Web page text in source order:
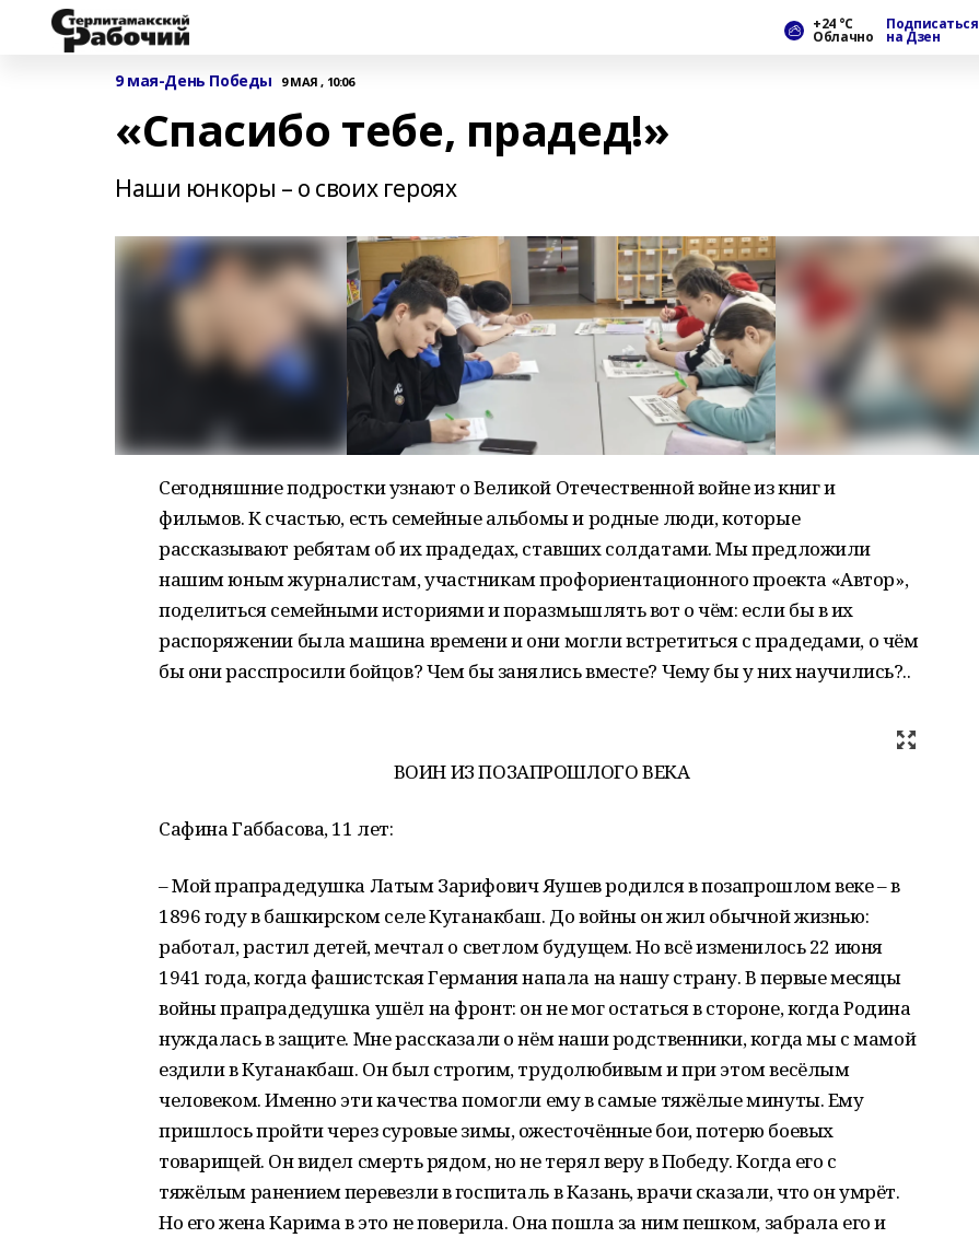
+24 °С
Облачно
Подписаться
на Дзен
9 мая-День Победы 9 МАЯ , 10:06
«Спасибо тебе, прадед!»
Наши юнкоры – о своих героях
Сегодняшние подростки узнают о Великой Отечественной войне из книг и
фильмов. К счастью, есть семейные альбомы и родные люди, которые
рассказывают ребятам об их прадедах, ставших солдатами. Мы предложили
нашим юным журналистам, участникам профориентационного проекта «Автор»,
поделиться семейными историями и поразмышлять вот о чём: если бы в их
распоряжении была машина времени и они могли встретиться с прадедами, о чём
бы они расспросили бойцов? Чем бы занялись вместе? Чему бы у них научились?..
ВОИН ИЗ ПОЗАПРОШЛОГО ВЕКА
Сафина Габбасова, 11 лет:
– Мой прапрадедушка Латым Зарифович Яушев родился в позапрошлом веке – в
1896 году в башкирском селе Куганакбаш. До войны он жил обычной жизнью:
работал, растил детей, мечтал о светлом будущем. Но всё изменилось 22 июня
1941 года, когда фашистская Германия напала на нашу страну. В первые месяцы
войны прапрадедушка ушёл на фронт: он не мог остаться в стороне, когда Родина
нуждалась в защите. Мне рассказали о нём наши родственники, когда мы с мамой
ездили в Куганакбаш. Он был строгим, трудолюбивым и при этом весёлым
человеком. Именно эти качества помогли ему в самые тяжёлые минуты. Ему
пришлось пройти через суровые зимы, ожесточённые бои, потерю боевых
товарищей. Он видел смерть рядом, но не терял веру в Победу. Когда его с
тяжёлым ранением перевезли в госпиталь в Казань, врачи сказали, что он умрёт.
Но его жена Карима в это не поверила. Она пошла за ним пешком, забрала его и